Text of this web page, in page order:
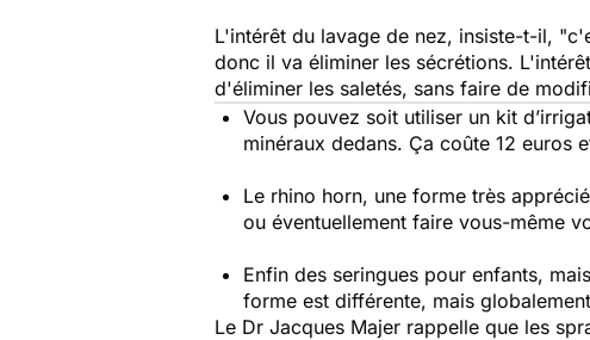
L'intérêt du lavage de nez, insiste-t-il,
donc il va éliminer les sécrétions.
d'éliminer les saletés, sans faire de
Vous pouvez soit utiliser un kit
minéraux dedans. Ça coûte 12 euros
Le rhino horn, une forme très
ou éventuellement faire vous-même
Enfin des seringues pour enfants,
forme est différente, mais
Le Dr Jacques Majer rappelle que les